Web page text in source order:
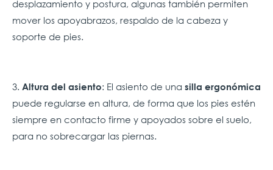
desplazamiento y postura, algunas también permiten
mover los apoyabrazos, respaldo de la cabeza y
soporte de pies.
3. Altura del asiento: El asiento de una silla ergonómica
puede regularse en altura, de forma que los pies estén
siempre en contacto firme y apoyados sobre el suelo,
para no sobrecargar las piernas.